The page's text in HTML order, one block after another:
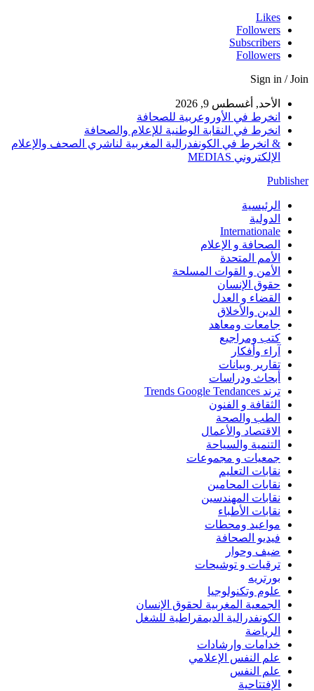
Likes
Followers
Subscribers
Followers
Sign in / Join
الأحد, أغسطس 9, 2026
انخرط في الأوروعربية للصحافة
انخرط في النقابة الوطنية للإعلام والصحافة
& انخرط في الكونفدرالية المغربية لناشري الصحف والإعلام
الإلكتروني MEDIAS
Publisher
الرئيسية
الدولية
Internationale
الصحافة و الإعلام
الأمم المتحدة
الأمن و القوات المسلحة
حقوق الإنسان
القضاء و العدل
الدين والأخلاق
جامعات ومعاهد
كتب ومراجيع
آراء وأفكار
تقارير وبيانات
أبحاث ودراسات
ترند Trends Google Tendances
الثقافة و الفنون
الطب والصحة
الاقتصاد والأعمال
التنمية والسياحة
جمعيات و مجموعات
نقابات التعليم
نقابات المحامين
نقابات المهندسين
نقابات الأطباء
مواعيد ومحطات
فيديو الصحافة
ضيف وحوار
ترقيات و توشيحات
بورتريه
علوم وتكنولوجيا
الجمعية المغربية لحقوق الإنسان
الكونفدرالية الديمقراطية للشغل
الرياضة
خدامات وإرشادات
علم النفس الإعلامي
علم النفس
الإفتتاحية